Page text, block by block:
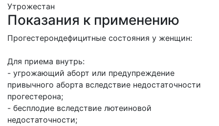
Утрожестан
Показания к применению
Прогестерондефицитные состояния у женщин:
Для приема внутрь:
- угрожающий аборт или предупреждение
привычного аборта вследствие недостаточности
прогестерона;
- бесплодие вследствие лютеиновой
недостаточности;